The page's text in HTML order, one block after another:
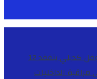
الدكتور نوفل كديلي يتفقد 12
الداخليات